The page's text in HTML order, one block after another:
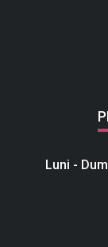
Luni -